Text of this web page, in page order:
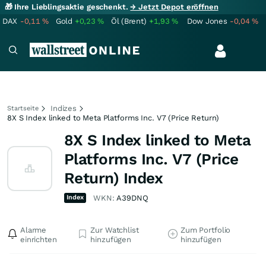
🎁 Ihre Lieblingsaktie geschenkt.→ Jetzt Depot eröffnen
DAX -0,11% Gold +0,23% Öl (Brent) +1,93% Dow Jones -0,04%
Startseite
Indizes
8X S Index linked to Meta Platforms Inc. V7 (Price Return)
8X S Index linked to Meta
Platforms Inc. V7 (Price
Return) Index
Index WKN:A39DNQ
Alarme
einrichten
Zur Watchlist
hinzufügen
Zum Portfolio
hinzufügen